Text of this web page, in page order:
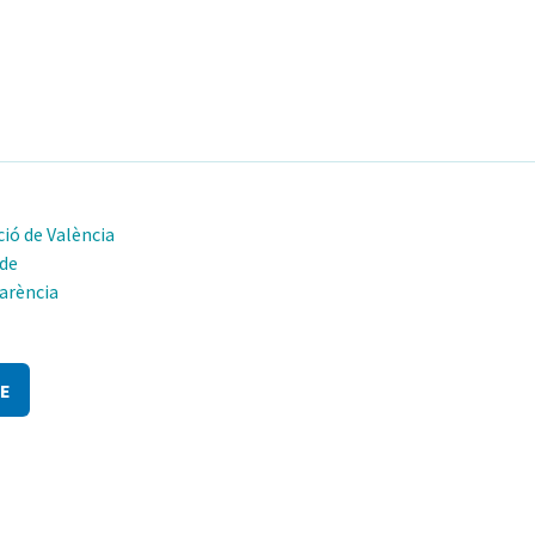
de València